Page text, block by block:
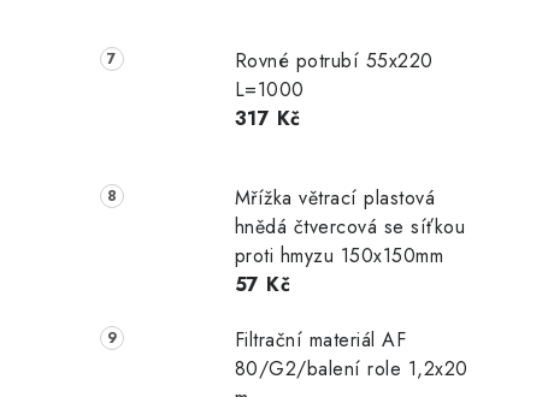
Rovné potrubí 55x220
L=1000
317 Kč
Mřížka větrací plastová
hnědá čtvercová se síťkou
proti hmyzu 150x150mm
57 Kč
Filtrační materiál AF
80/G2/balení role 1,2x20